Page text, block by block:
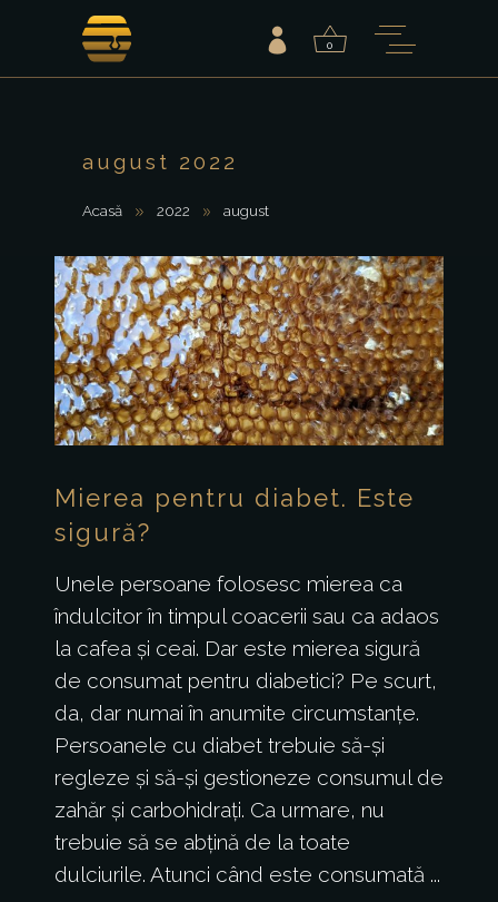
0
august 2022
Acasă 2022 august
Mierea pentru diabet. Este
sigură?
Unele persoane folosesc mierea ca
îndulcitor în timpul coacerii sau ca adaos
la cafea și ceai. Dar este mierea sigură
de consumat pentru diabetici? Pe scurt,
da, dar numai în anumite circumstanțe.
Persoanele cu diabet trebuie să-și
regleze și să-și gestioneze consumul de
zahăr și carbohidrați. Ca urmare, nu
trebuie să se abțină de la toate
dulciurile. Atunci când este consumată